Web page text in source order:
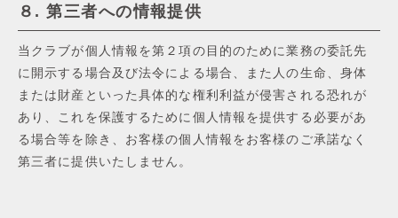
８. 第三者への情報提供
当クラブが個⼈情報を第２項の⽬的のために業務の委託先
に開⽰する場合及び法令による場合、また⼈の⽣命、⾝体
または財産といった具体的な権利利益が侵害される恐れが
あり、これを保護するために個⼈情報を提供する必要があ
る場合等を除き、お客様の個⼈情報をお客様のご承諾なく
第三者に提供いたしません。